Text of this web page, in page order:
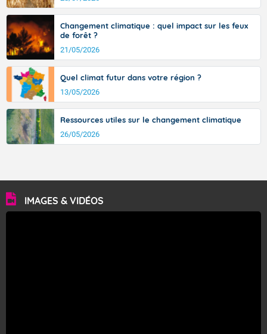
Fermer
Changement climatique : quel impact sur les feux
de forêt ?
21/05/2026
Quel climat futur dans votre région ?
13/05/2026
Ressources utiles sur le changement climatique
26/05/2026
IMAGES & VIDÉOS